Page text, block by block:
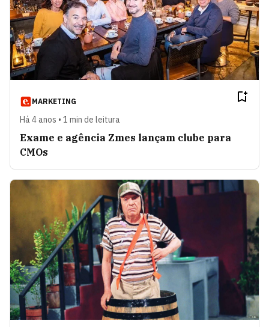
MARKETING
Há 4 anos • 1 min de leitura
Exame e agência Zmes lançam clube para
CMOs